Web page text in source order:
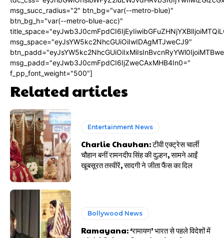
msg_succ_radius="2" btn_bg="var(--metro-blue)"
btn_bg_h="var(--metro-blue-acc)"
msg_space="eyJsYW5kc2NhcGUiOiIwIDAgMTJweCJ9"
msg_padd="eyJwb3J0cmFpdCI6IjZweCAxMHB4In0="
f_pp_font_weight="500"]
Related articles
Entertainment News
Charlie Chauhan: टीवी एक्ट्रेस चार्ली
चौहान बनीं रामनदीप सिंह की दुल्हन, सामने आईं
खूबसूरत तस्वीरें, सादगी ने जीता फैंस का दिल
Bollywood News
Ramayana: ‘रामायण’ भारत से पहले विदेशों में